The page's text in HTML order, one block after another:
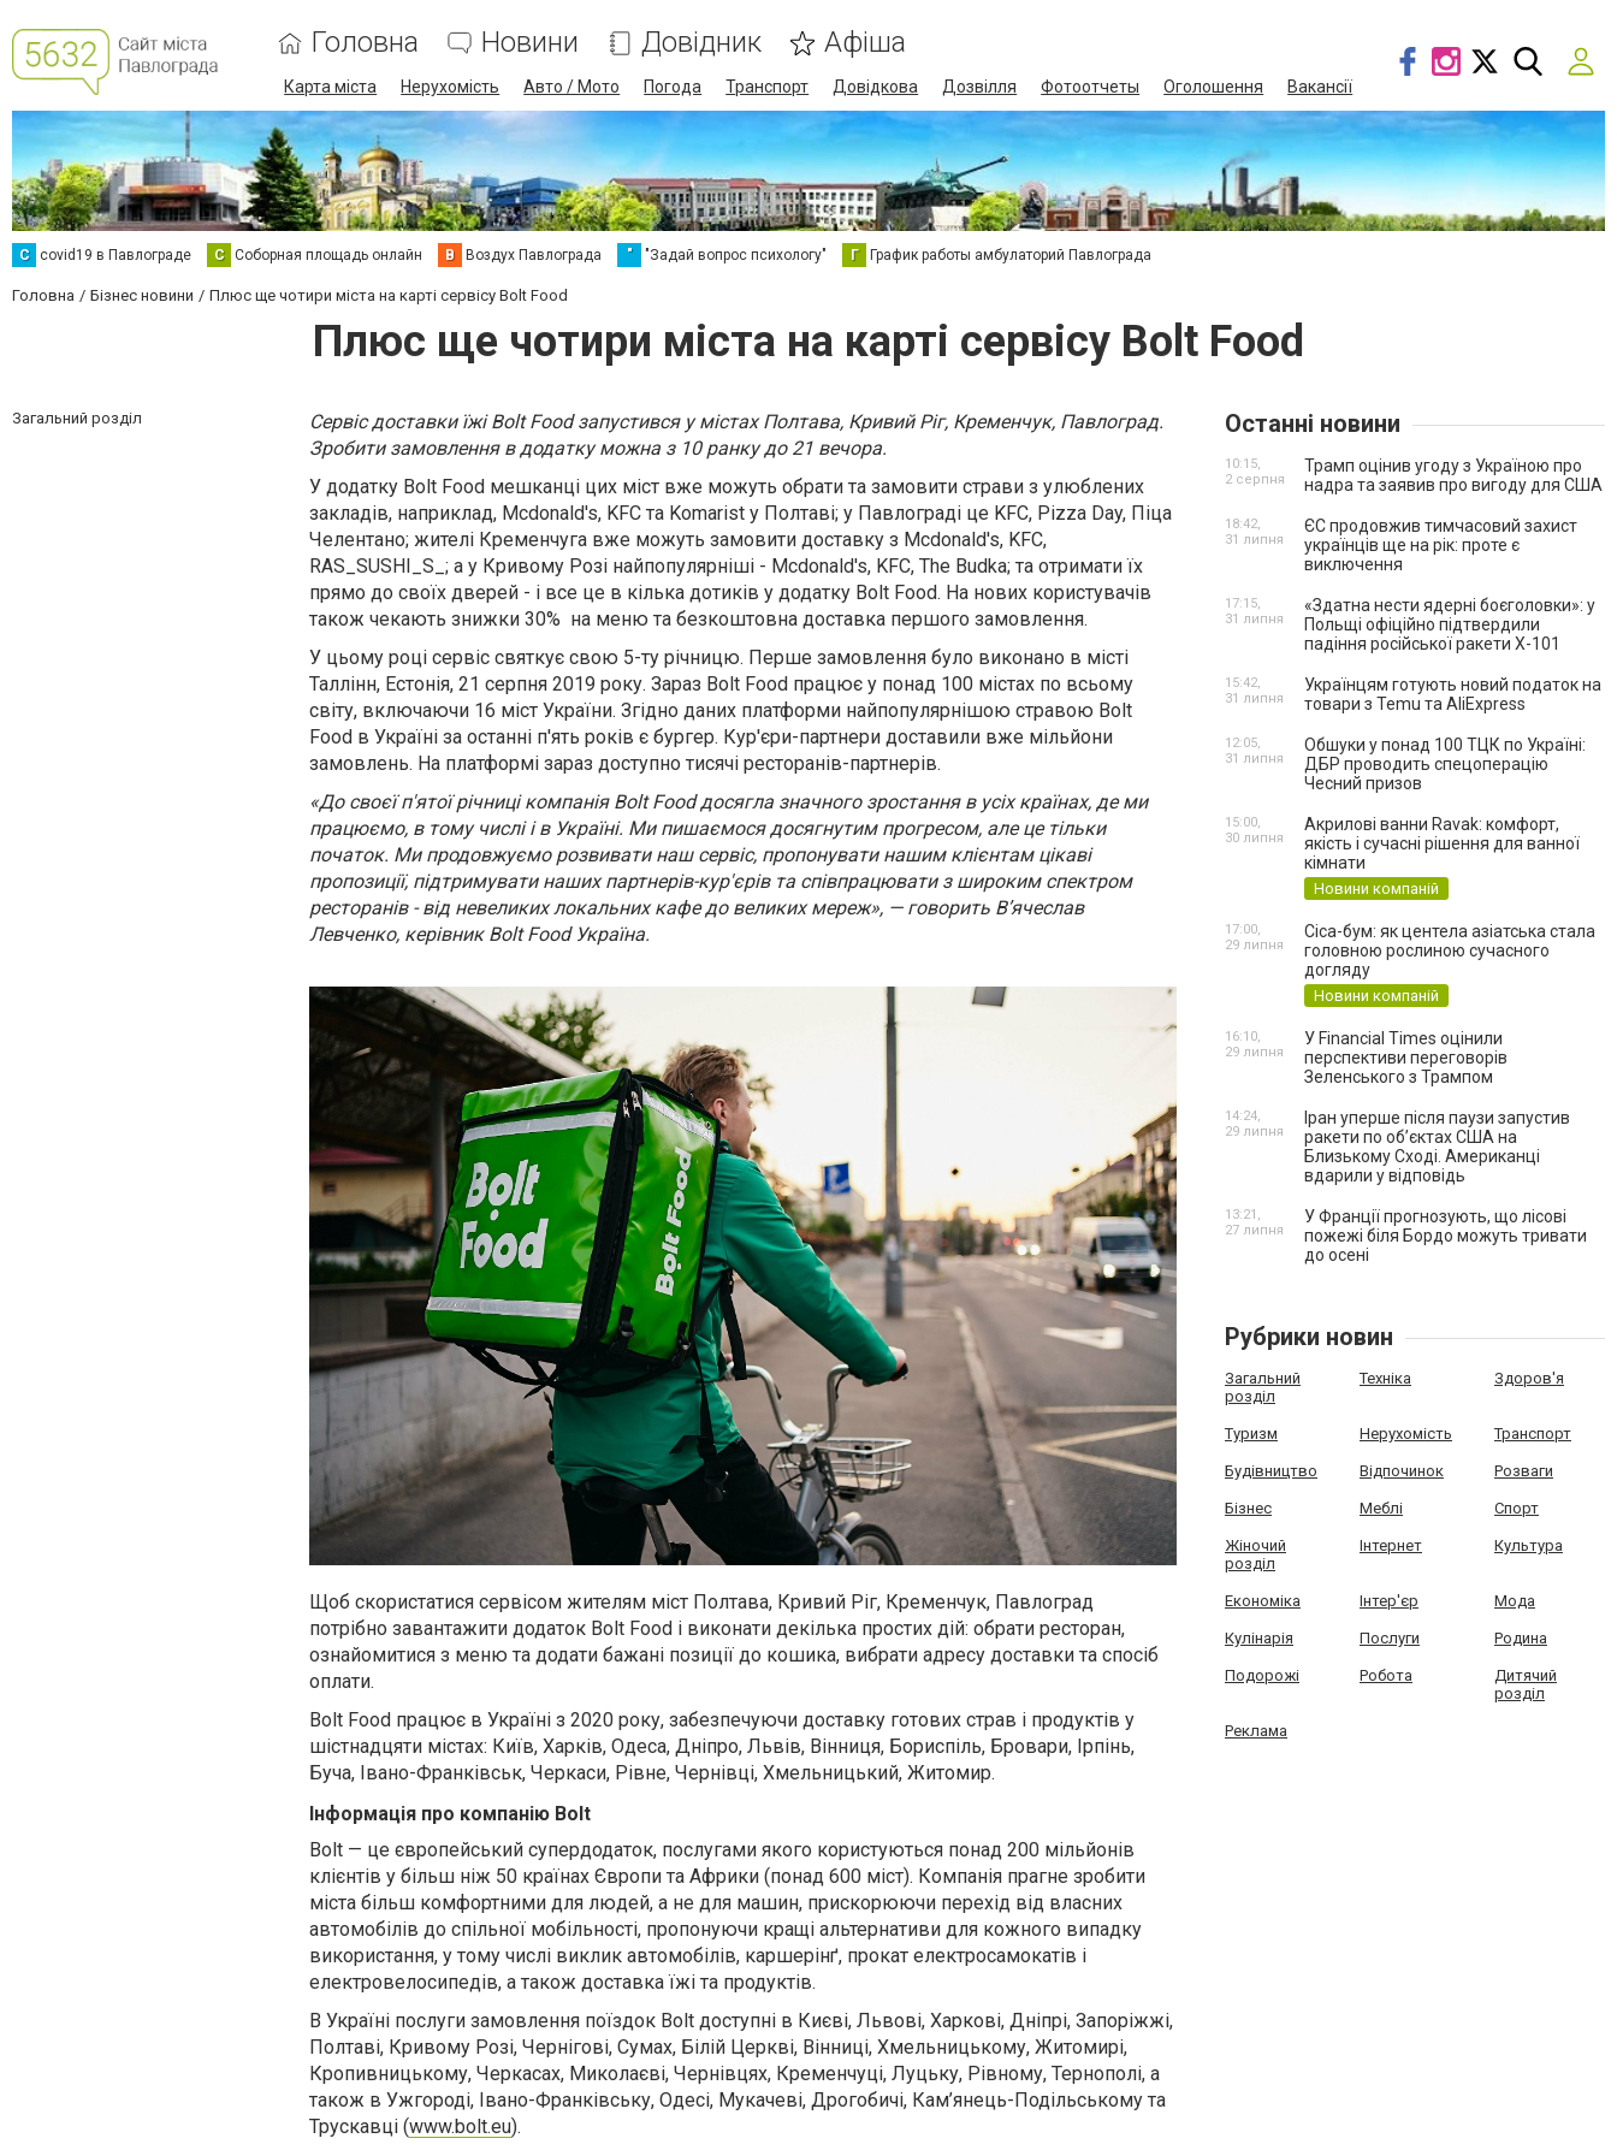
Головна Новини Довідник Афіша
Карта міста Нерухомість Авто / Мото Погода Транспорт Довідкова Дозвілля Фотоотчеты Оголошення Вакансії
C covid19 в Павлограде С Соборная площадь онлайн В Воздух Павлограда " "Задай вопрос психологу" Г График работы амбулаторий Павлограда
Головна Бізнес новини Плюс ще чотири міста на карті сервісу Bolt Food
Плюс ще чотири міста на карті сервісу Bolt Food
Загальний розділ
Сервіс доставки їжі Bolt Food запустився у містах Полтава, Кривий Ріг, Кременчук, Павлоград.
Зробити замовлення в додатку можна з 10 ранку до 21 вечора.
У додатку Bolt Food мешканці цих міст вже можуть обрати та замовити страви з улюблених
закладів, наприклад, Mcdonald's, KFC та Komarist у Полтаві; у Павлограді це KFC, Pizza Day, Піца
Челентано; жителі Кременчуга вже можуть замовити доставку з Mcdonald's, KFC,
RAS_SUSHI_S_ ; а у Кривому Розі найпопулярніші - Mcdonald's, KFC, The Budka; та отримати їх
прямо до своїх дверей - і все це в кілька дотиків у додатку Bolt Food. На нових користувачів
також чекають знижки 30% на меню та безкоштовна доставка першого замовлення.
У цьому році сервіс святкує свою 5-ту річницю. Перше замовлення було виконано в місті
Таллінн, Естонія, 21 серпня 2019 року. Зараз Bolt Food працює у понад 100 містах по всьому
світу, включаючи 16 міст України. Згідно даних платформи найпопулярнішою стравою Bolt
Food в Україні за останні п'ять років є бургер. Кур'єри-партнери доставили вже мільйони
замовлень. На платформі зараз доступно тисячі ресторанів-партнерів.
«До своєї п'ятої річниці компанія Bolt Food досягла значного зростання в усіх країнах, де ми
працюємо, в тому числі і в Україні. Ми пишаємося досягнутим прогресом, але це тільки
початок. Ми продовжуємо розвивати наш сервіс, пропонувати нашим клієнтам цікаві
пропозиції, підтримувати наших партнерів-кур'єрів та співпрацювати з широким спектром
ресторанів - від невеликих локальних кафе до великих мереж», — говорить В’ячеслав
Левченко, керівник Bolt Food Україна.
Щоб скористатися сервісом жителям міст Полтава, Кривий Ріг, Кременчук, Павлоград
потрібно завантажити додаток Bolt Food і виконати декілька простих дій: обрати ресторан,
ознайомитися з меню та додати бажані позиції до кошика, вибрати адресу доставки та спосіб
оплати.
Bolt Food працює в Україні з 2020 року, забезпечуючи доставку готових страв і продуктів у
шістнадцяти містах: Київ, Харків, Одеса, Дніпро, Львів, Вінниця, Бориспіль, Бровари, Ірпінь,
Буча, Івано-Франківськ, Черкаси, Рівне, Чернівці, Хмельницький, Житомир.
Інформація про компанію Bolt
Bolt — це європейський супердодаток, послугами якого користуються понад 200 мільйонів
клієнтів у більш ніж 50 країнах Європи та Африки (понад 600 міст). Компанія прагне зробити
міста більш комфортними для людей, а не для машин, прискорюючи перехід від власних
автомобілів до спільної мобільності, пропонуючи кращі альтернативи для кожного випадку
використання, у тому числі виклик автомобілів, каршерінґ, прокат електросамокатів і
електровелосипедів, а також доставка їжі та продуктів.
В Україні послуги замовлення поїздок Bolt доступні в Києві, Львові, Харкові, Дніпрі, Запоріжжі,
Полтаві, Кривому Розі, Чернігові, Сумах, Білій Церкві, Вінниці, Хмельницькому, Житомирі,
Кропивницькому, Черкасах, Миколаєві, Чернівцях, Кременчуці, Луцьку, Рівному, Тернополі, а
також в Ужгороді, Івано-Франківську, Одесі, Мукачеві, Дрогобичі, Кам’янець-Подільському та
Трускавці (www.bolt.eu).
Останні новини
Трамп оцінив угоду з Україною про
надра та заявив про вигоду для США
10:15,
2 серпня
ЄС продовжив тимчасовий захист
українців ще на рік: проте є
виключення
18:42,
31 липня
«Здатна нести ядерні боєголовки»: у
Польщі офіційно підтвердили
падіння російської ракети Х-101
17:15,
31 липня
Українцям готують новий податок на
товари з Temu та AliExpress
15:42,
31 липня
Обшуки у понад 100 ТЦК по Україні:
ДБР проводить спецоперацію
Чесний призов
12:05,
31 липня
Акрилові ванни Ravak: комфорт,
якість і сучасні рішення для ванної
кімнати
Новини компаній
15:00,
30 липня
Cica-бум: як центела азіатська стала
головною рослиною сучасного
догляду
Новини компаній
17:00,
29 липня
У Financial Times оцінили
перспективи переговорів
Зеленського з Трампом
16:10,
29 липня
Іран уперше після паузи запустив
ракети по обʼєктах США на
Близькому Сході. Американці
вдарили у відповідь
14:24,
29 липня
У Франції прогнозують, що лісові
пожежі біля Бордо можуть тривати
до осені
13:21,
27 липня
Рубрики новин
Загальний
розділ
Техніка Здоров'я
Туризм Нерухомість Транспорт
Будівництво Відпочинок Розваги
Бізнес Меблі Спорт
Жіночий
розділ
Інтернет Культура
Економіка Інтер'єр Мода
Кулінарія Послуги Родина
Подорожі Робота
Дитячий
розділ
Реклама